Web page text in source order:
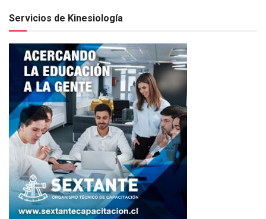
Servicios de Kinesiología